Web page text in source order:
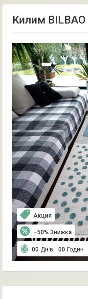
Килим BILBAO
Акция
–50%
00 Днів 00 Годин